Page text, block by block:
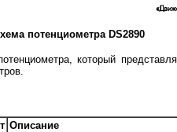
потенциометра DS2890
который
Описание